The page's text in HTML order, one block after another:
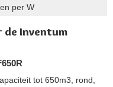
per W
de Inventum
tot 650m3, rond,